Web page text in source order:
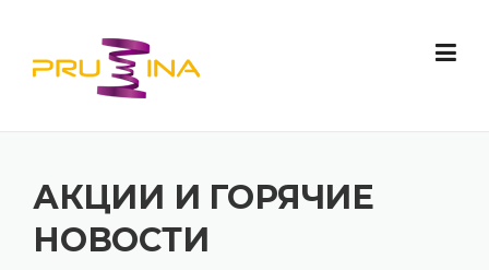
АКЦИИ И ГОРЯЧИЕ
НОВОСТИ